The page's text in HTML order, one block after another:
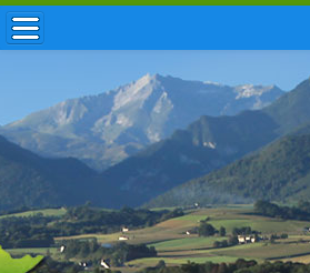
ACCUEIL / INFOS
MUNICIPALITÉ
VIE LOCALE
ENFANCE
TOURISME